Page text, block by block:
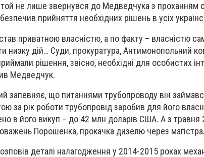
не лише звернувся до Медведчука з проханням
прийняття необхідних рішень в усіх
приватною власністю, а по факту – власністю
низку дій… Суди, прокуратура, Антимонопольний
рішення, звісно, необхідні для особистих
Медведчук.
запевняє, що питаннями трубопроводу він
за рік роботи трубопровід заробив для його
в його викуп – до 42 млн доларів США. А з травня
Порошенка, прокачка дизелю через
деталі налагодження у 2014-2015 роках